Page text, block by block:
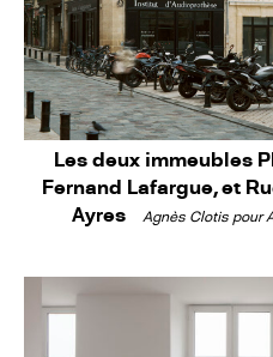
Les deux immeubles
Fernand Lafargue, et
Ayres
Agnès Clotis pour